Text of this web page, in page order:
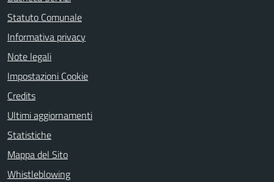
Statuto Comunale
Informativa privacy
Note legali
Impostazioni Cookie
Credits
Ultimi aggiornamenti
Statistiche
Mappa del Sito
Whistleblowing